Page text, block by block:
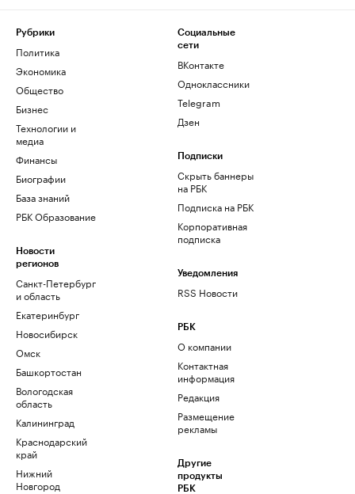
Рубрики
Политика
Экономика
Общество
Бизнес
Технологии и
медиа
Финансы
Биографии
База знаний
РБК Образование
Новости
регионов
Санкт-Петербург
и область
Екатеринбург
Новосибирск
Омск
Башкортостан
Вологодская
область
Калининград
Краснодарский
край
Нижний
Новгород
Социальные
сети
ВКонтакте
Одноклассники
Telegram
Дзен
Подписки
Скрыть баннеры
на РБК
Подписка на РБК
Корпоративная
подписка
Уведомления
RSS Новости
РБК
О компании
Контактная
информация
Редакция
Размещение
рекламы
Другие
продукты
РБК